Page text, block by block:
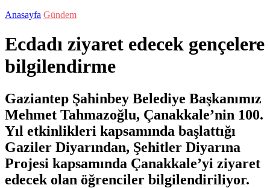
Anasayfa Gündem
Ecdadı ziyaret edecek gençelere
bilgilendirme
Gaziantep Şahinbey Belediye Başkanımız
Mehmet Tahmazoğlu, Çanakkale’nin 100.
Yıl etkinlikleri kapsamında başlattığı
Gaziler Diyarından, Şehitler Diyarına
Projesi kapsamında Çanakkale’yi ziyaret
edecek olan öğrenciler bilgilendiriliyor.